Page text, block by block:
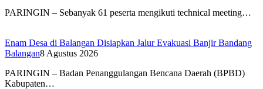
PARINGIN – Sebanyak 61 peserta mengikuti technical meeting…
Enam Desa di Balangan Disiapkan Jalur Evakuasi Banjir Bandang
Balangan8 Agustus 2026
PARINGIN – Badan Penanggulangan Bencana Daerah (BPBD)
Kabupaten…